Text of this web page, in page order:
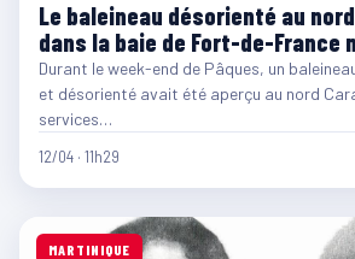
Le baleineau désorienté au
dans la baie de Fort-de-France
Durant le week-end de Pâques, un
et désorienté avait été aperçu au nord
services…
12/04 · 11h29
MARTINIQUE